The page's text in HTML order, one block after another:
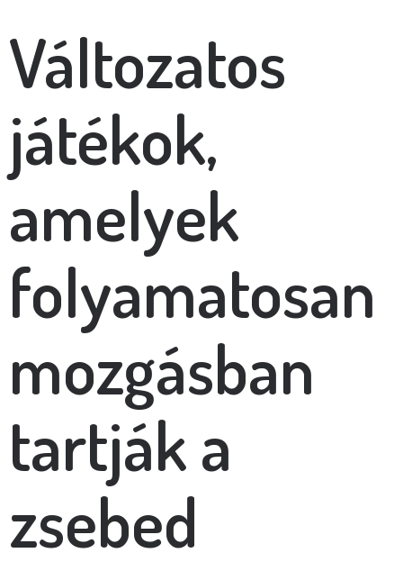
Változatos
játékok,
amelyek
folyamatosan
mozgásban
tartják a
zsebed